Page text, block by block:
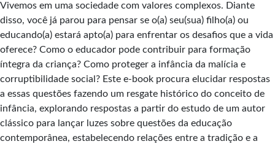
Vivemos em uma sociedade com valores complexos. Diante
disso, você já parou para pensar se o(a) seu(sua) filho(a) ou
educando(a) estará apto(a) para enfrentar os desafios que a vida
oferece? Como o educador pode contribuir para formação
íntegra da criança? Como proteger a infância da malícia e
corruptibilidade social? Este e-book procura elucidar respostas
a essas questões fazendo um resgate histórico do conceito de
infância, explorando respostas a partir do estudo de um autor
clássico para lançar luzes sobre questões da educação
contemporânea, estabelecendo relações entre a tradição e a